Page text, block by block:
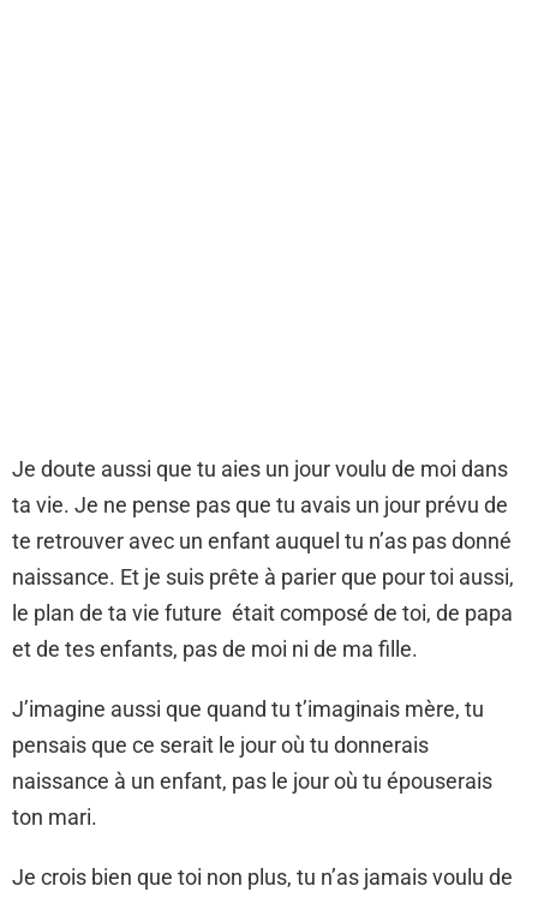
Je doute aussi que tu aies un jour voulu de moi dans
ta vie. Je ne pense pas que tu avais un jour prévu de
te retrouver avec un enfant auquel tu n’as pas donné
naissance. Et je suis prête à parier que pour toi aussi,
le plan de ta vie future était composé de toi, de papa
et de tes enfants, pas de moi ni de ma fille.
J’imagine aussi que quand tu t’imaginais mère, tu
pensais que ce serait le jour où tu donnerais
naissance à un enfant, pas le jour où tu épouserais
ton mari.
Je crois bien que toi non plus, tu n’as jamais voulu de